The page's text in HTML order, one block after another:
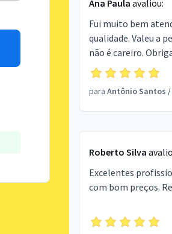
Ana Paula avaliou:
Fui muito bem
qualidade. Valeu a
não é careiro.
para Antônio Santos /
Roberto Silva
Excelentes
com bom preços.